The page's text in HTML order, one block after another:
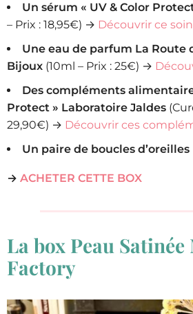
Un sérum « UV & Color
– Prix : 18,95€) → Découvrir ce
Une eau de parfum La Route
Bijoux (10ml – Prix : 25€) →
Des compléments
Protect » Laboratoire Jaldes
29,90€) → Découvrir ces
Un paire de boucles
→ ACHETER CETTE BOX
La box Peau
Factory